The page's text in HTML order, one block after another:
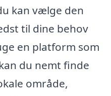
kan vælge den
til dine behov
en platform som
du nemt finde
område,